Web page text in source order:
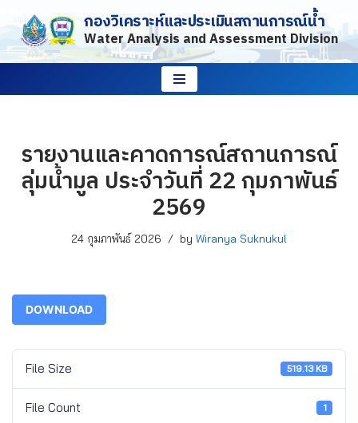
Skip
to
กองวิเคราะห์และประเมินสถานการณ์น้ำ
Water Analysis and Assessment Division
รายงานและคาดการณ์สถานการณ์
ลุ่มน้ำมูล ประจำวันที่ 22 กุมภาพันธ์
2569
24 กุมภาพันธ์ 2026 by Wiranya Suknukul
DOWNLOAD
File Size 519.13 KB
File Count 1